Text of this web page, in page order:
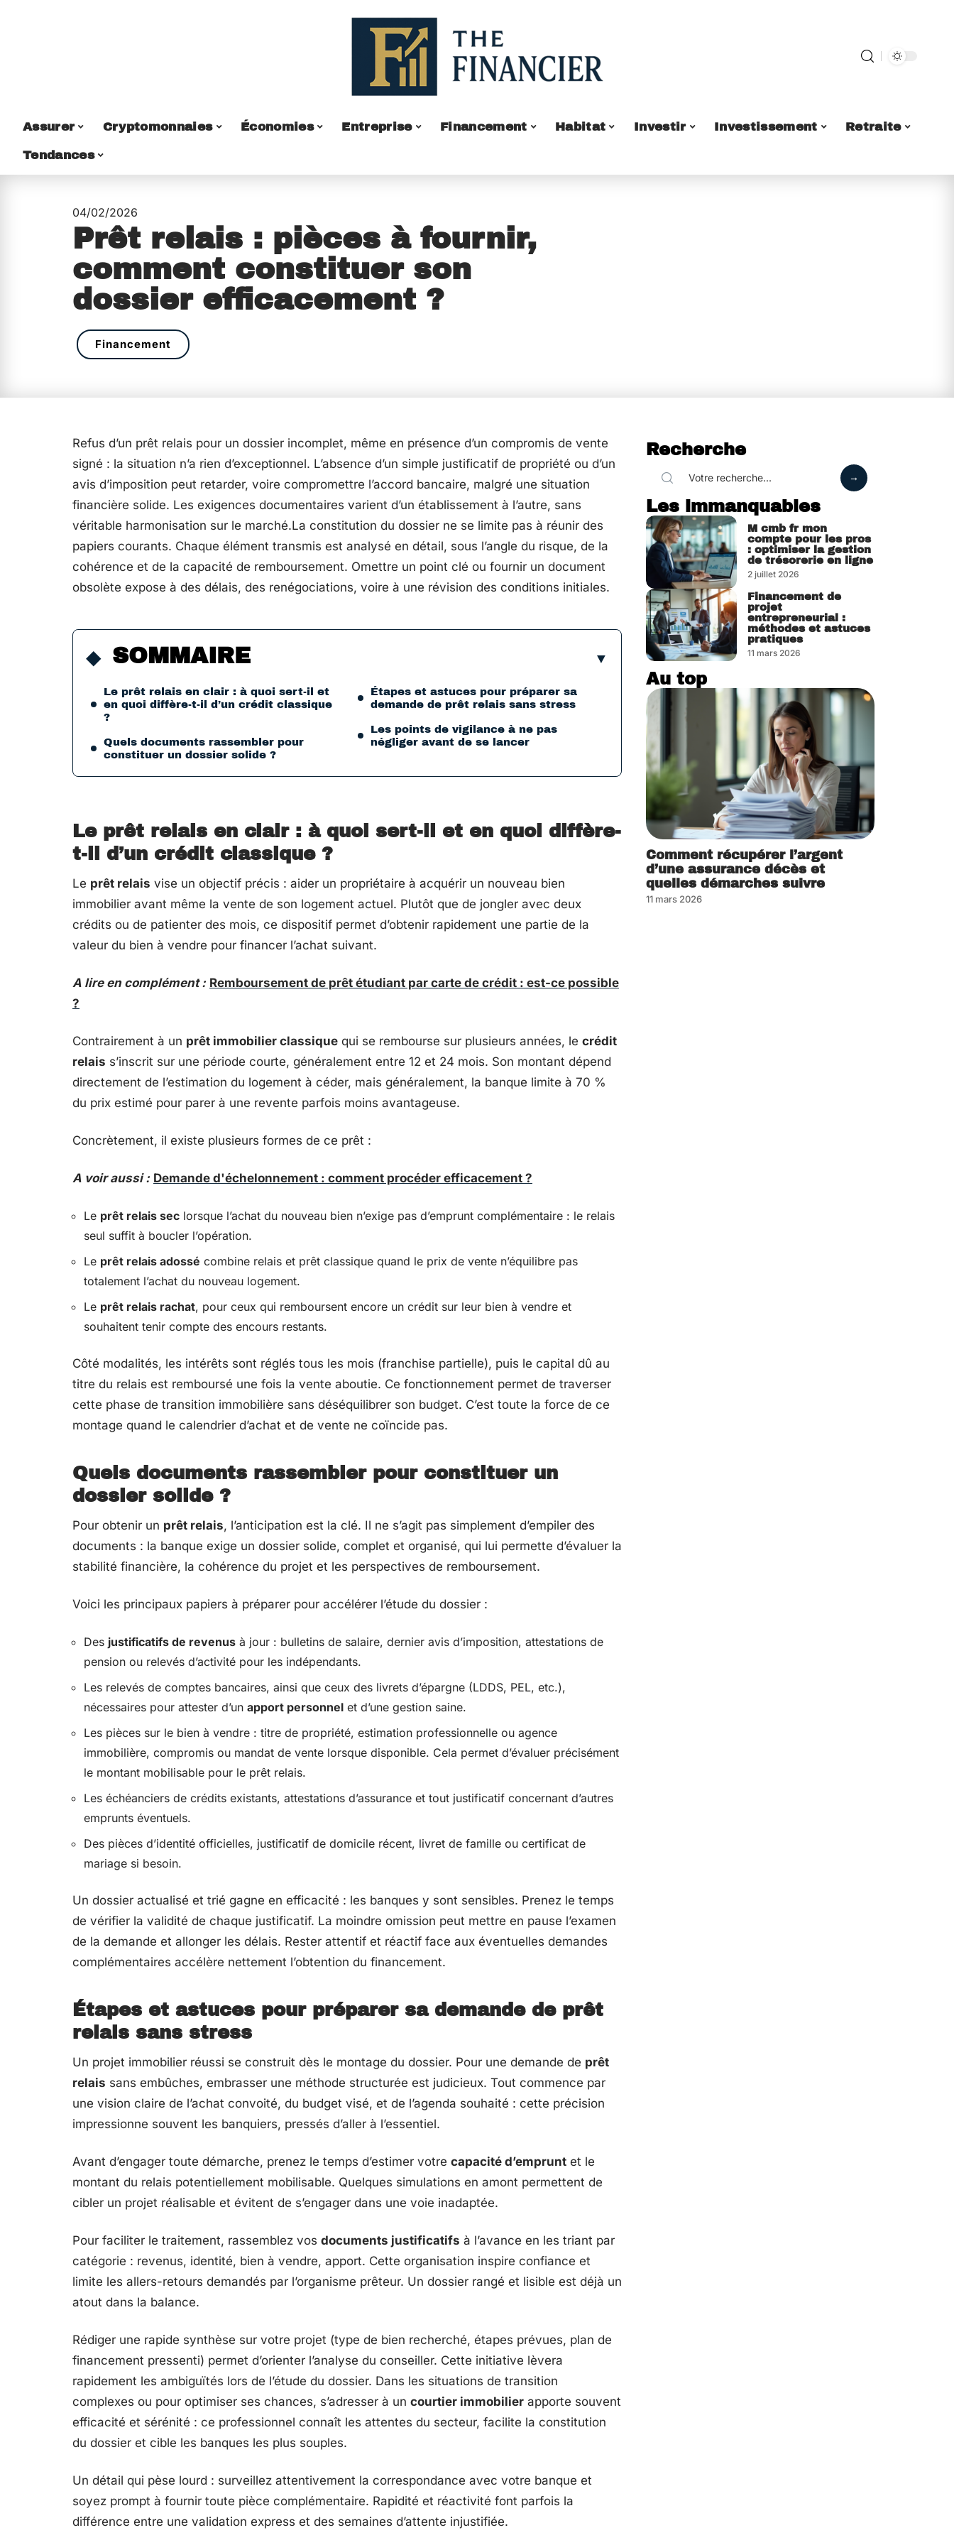
Assurer Cryptomonnaies Économies Entreprise Financement Habitat Investir Investissement Retraite
Tendances
04/02/2026
Prêt relais : pièces à fournir,
comment constituer son
dossier efficacement ?
Financement
Refus d’un prêt relais pour un dossier incomplet, même en présence d’un compromis de vente
signé : la situation n’a rien d’exceptionnel. L’absence d’un simple justificatif de propriété ou d’un
avis d’imposition peut retarder, voire compromettre l’accord bancaire, malgré une situation
financière solide. Les exigences documentaires varient d’un établissement à l’autre, sans
véritable harmonisation sur le marché.La constitution du dossier ne se limite pas à réunir des
papiers courants. Chaque élément transmis est analysé en détail, sous l’angle du risque, de la
cohérence et de la capacité de remboursement. Omettre un point clé ou fournir un document
obsolète expose à des délais, des renégociations, voire à une révision des conditions initiales.
SOMMAIRE
Le prêt relais en clair : à quoi sert-il et
en quoi diffère-t-il d’un crédit classique
?
Quels documents rassembler pour
constituer un dossier solide ?
Étapes et astuces pour préparer sa
demande de prêt relais sans stress
Les points de vigilance à ne pas
négliger avant de se lancer
Le prêt relais en clair : à quoi sert-il et en quoi diffère-
t-il d’un crédit classique ?
Le prêt relais vise un objectif précis : aider un propriétaire à acquérir un nouveau bien
immobilier avant même la vente de son logement actuel. Plutôt que de jongler avec deux
crédits ou de patienter des mois, ce dispositif permet d’obtenir rapidement une partie de la
valeur du bien à vendre pour financer l’achat suivant.
A lire en complément : Remboursement de prêt étudiant par carte de crédit : est-ce possible
?
Contrairement à un prêt immobilier classique qui se rembourse sur plusieurs années, le crédit
relais s’inscrit sur une période courte, généralement entre 12 et 24 mois. Son montant dépend
directement de l’estimation du logement à céder, mais généralement, la banque limite à 70 %
du prix estimé pour parer à une revente parfois moins avantageuse.
Concrètement, il existe plusieurs formes de ce prêt :
A voir aussi : Demande d'échelonnement : comment procéder efficacement ?
Le prêt relais sec lorsque l’achat du nouveau bien n’exige pas d’emprunt complémentaire : le relais
seul suffit à boucler l’opération.
Le prêt relais adossé combine relais et prêt classique quand le prix de vente n’équilibre pas
totalement l’achat du nouveau logement.
Le prêt relais rachat, pour ceux qui remboursent encore un crédit sur leur bien à vendre et
souhaitent tenir compte des encours restants.
Côté modalités, les intérêts sont réglés tous les mois (franchise partielle), puis le capital dû au
titre du relais est remboursé une fois la vente aboutie. Ce fonctionnement permet de traverser
cette phase de transition immobilière sans déséquilibrer son budget. C’est toute la force de ce
montage quand le calendrier d’achat et de vente ne coïncide pas.
Quels documents rassembler pour constituer un
dossier solide ?
Pour obtenir un prêt relais, l’anticipation est la clé. Il ne s’agit pas simplement d’empiler des
documents : la banque exige un dossier solide, complet et organisé, qui lui permette d’évaluer la
stabilité financière, la cohérence du projet et les perspectives de remboursement.
Voici les principaux papiers à préparer pour accélérer l’étude du dossier :
Des justificatifs de revenus à jour : bulletins de salaire, dernier avis d’imposition, attestations de
pension ou relevés d’activité pour les indépendants.
Les relevés de comptes bancaires, ainsi que ceux des livrets d’épargne (LDDS, PEL, etc.),
nécessaires pour attester d’un apport personnel et d’une gestion saine.
Les pièces sur le bien à vendre : titre de propriété, estimation professionnelle ou agence
immobilière, compromis ou mandat de vente lorsque disponible. Cela permet d’évaluer précisément
le montant mobilisable pour le prêt relais.
Les échéanciers de crédits existants, attestations d’assurance et tout justificatif concernant d’autres
emprunts éventuels.
Des pièces d’identité officielles, justificatif de domicile récent, livret de famille ou certificat de
mariage si besoin.
Un dossier actualisé et trié gagne en efficacité : les banques y sont sensibles. Prenez le temps
de vérifier la validité de chaque justificatif. La moindre omission peut mettre en pause l’examen
de la demande et allonger les délais. Rester attentif et réactif face aux éventuelles demandes
complémentaires accélère nettement l’obtention du financement.
Étapes et astuces pour préparer sa demande de prêt
relais sans stress
Un projet immobilier réussi se construit dès le montage du dossier. Pour une demande de prêt
relais sans embûches, embrasser une méthode structurée est judicieux. Tout commence par
une vision claire de l’achat convoité, du budget visé, et de l’agenda souhaité : cette précision
impressionne souvent les banquiers, pressés d’aller à l’essentiel.
Avant d’engager toute démarche, prenez le temps d’estimer votre capacité d’emprunt et le
montant du relais potentiellement mobilisable. Quelques simulations en amont permettent de
cibler un projet réalisable et évitent de s’engager dans une voie inadaptée.
Pour faciliter le traitement, rassemblez vos documents justificatifs à l’avance en les triant par
catégorie : revenus, identité, bien à vendre, apport. Cette organisation inspire confiance et
limite les allers-retours demandés par l’organisme prêteur. Un dossier rangé et lisible est déjà un
atout dans la balance.
Rédiger une rapide synthèse sur votre projet (type de bien recherché, étapes prévues, plan de
financement pressenti) permet d’orienter l’analyse du conseiller. Cette initiative lèvera
rapidement les ambiguïtés lors de l’étude du dossier. Dans les situations de transition
complexes ou pour optimiser ses chances, s’adresser à un courtier immobilier apporte souvent
efficacité et sérénité : ce professionnel connaît les attentes du secteur, facilite la constitution
du dossier et cible les banques les plus souples.
Un détail qui pèse lourd : surveillez attentivement la correspondance avec votre banque et
soyez prompt à fournir toute pièce complémentaire. Rapidité et réactivité font parfois la
différence entre une validation express et des semaines d’attente injustifiée.
Recherche
Les immanquables
M cmb fr mon
compte pour les pros
: optimiser la gestion
de trésorerie en ligne
2 juillet 2026
Financement de
projet
entrepreneurial :
méthodes et astuces
pratiques
11 mars 2026
Au top
Comment récupérer l’argent
d’une assurance décès et
quelles démarches suivre
11 mars 2026